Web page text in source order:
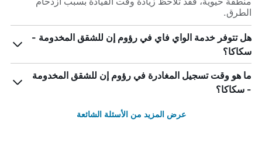
الطرق.
هل تتوفر خدمة الواي فاي في رؤوم إن للشقق المخدومة -
سكاكا؟
ما هو وقت تسجيل المغادرة في رؤوم إن للشقق المخدومة
- سكاكا؟
عرض المزيد من الأسئلة الشائعة